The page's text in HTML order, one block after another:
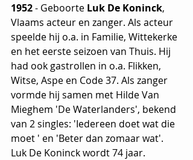
1952 - Geboorte Luk De Koninck,
Vlaams acteur en zanger. Als acteur
speelde hij o.a. in Familie, Wittekerke
en het eerste seizoen van Thuis. Hij
had ook gastrollen in o.a. Flikken,
Witse, Aspe en Code 37. Als zanger
vormde hij samen met Hilde Van
Mieghem 'De Waterlanders', bekend
van 2 singles: 'Iedereen doet wat die
moet ' en 'Beter dan zomaar wat'.
Luk De Koninck wordt 74 jaar.